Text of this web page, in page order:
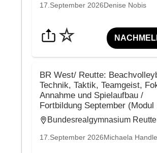
17.September 2026Denise Nobis
☆
BR West/ Reutte:
Technik, Taktik, Teamgeist,
Annahme und Spielaufbau /
Fortbildung September (Modul
Bundesrealgymnasium
17.September 2026Michaela